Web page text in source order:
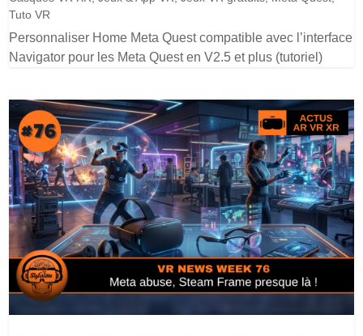
Tuto VR
Personnaliser Home Meta Quest compatible avec l’interface
Navigator pour les Meta Quest en V2.5 et plus (tutoriel)